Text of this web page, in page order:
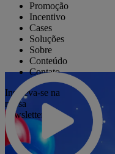
Promoção
Incentivo
Cases
Soluções
Sobre
Conteúdo
Contato
Inscreva-se na
nossa
newsletter